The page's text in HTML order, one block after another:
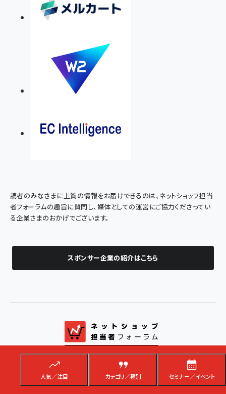
人気／注目 カテゴリ／種別 セミナー／イベント
読者のみなさまに上質の情報をお届けできるのは、ネットショップ担当
者フォーラムの趣旨に賛同し、媒体としての運営にご協力くださってい
る企業さまのおかげでございます。
スポンサー企業の紹介はこちら
通販・ECの業界最新ニュースと実務に役立つ実践的な解説